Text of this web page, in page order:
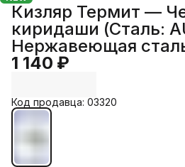
Кизляр Термит —
киридаши (Сталь:
Нержавеющая
1 140 ₽
Код продавца: 03320